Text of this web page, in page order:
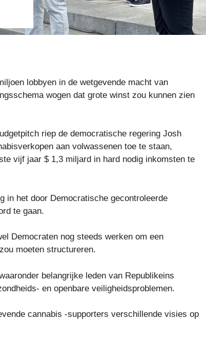
lobbyen in de wetgevende macht van
wogen dat grote winst zou kunnen zien
riep de democratische regering Josh
aan volwassenen toe te staan,
vijf jaar $ 1,3 miljard in hard nodig inkomsten te
in het door Democratische gecontroleerde
te gaan.
Democraten nog steeds werken om een
moeten structureren.
belangrijke leden van Republikeins
en openbare veiligheidsproblemen.
cannabis -supporters verschillende visies op